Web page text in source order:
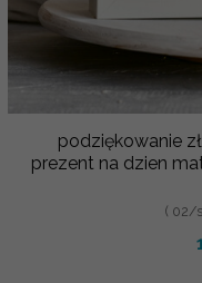
podziękowanie
prezent na dzien
( 02/